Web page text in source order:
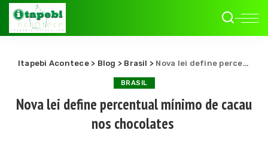
Itapebi Acontece> Blog > Brasil > Nova lei define percentual mínimo de cacau nos chocolates
BRASIL
Nova lei define percentual mínimo de cacau
nos chocolates